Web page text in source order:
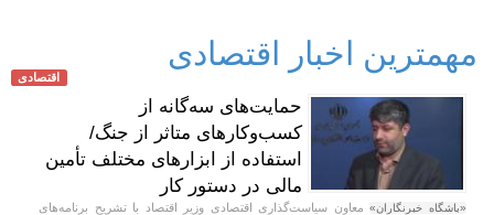
مهمترین اخبار اقتصادی
اقتصادی
حمایت‌های سه‌گانه از
کسب‌وکارهای متاثر از جنگ/
استفاده از ابزارهای مختلف تأمین
مالی در دستور کار
«باشگاه خبرنگاران»معاون سیاست‌گذاری اقتصادی وزیر اقتصاد با تشریح برنامه‌های